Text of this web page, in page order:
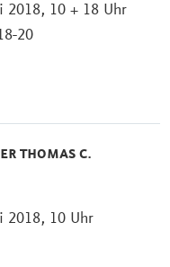
2018, 10 + 18 Uhr
20
THOMAS C.
2018, 10 Uhr